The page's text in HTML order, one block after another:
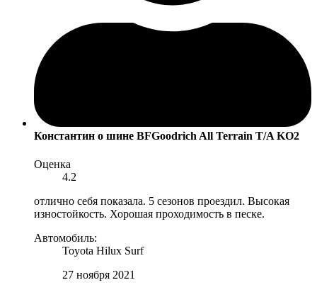
Константин о шине BFGoodrich All Terrain T/A KO2
Оценка
4.2
отлично себя показала. 5 сезонов проездил. Высокая
изностойкость. Хорошая проходимость в песке.
Автомобиль:
Toyota Hilux Surf
27 ноября 2021